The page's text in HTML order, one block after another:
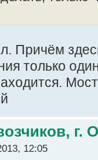
Причём
только
г.
12:05